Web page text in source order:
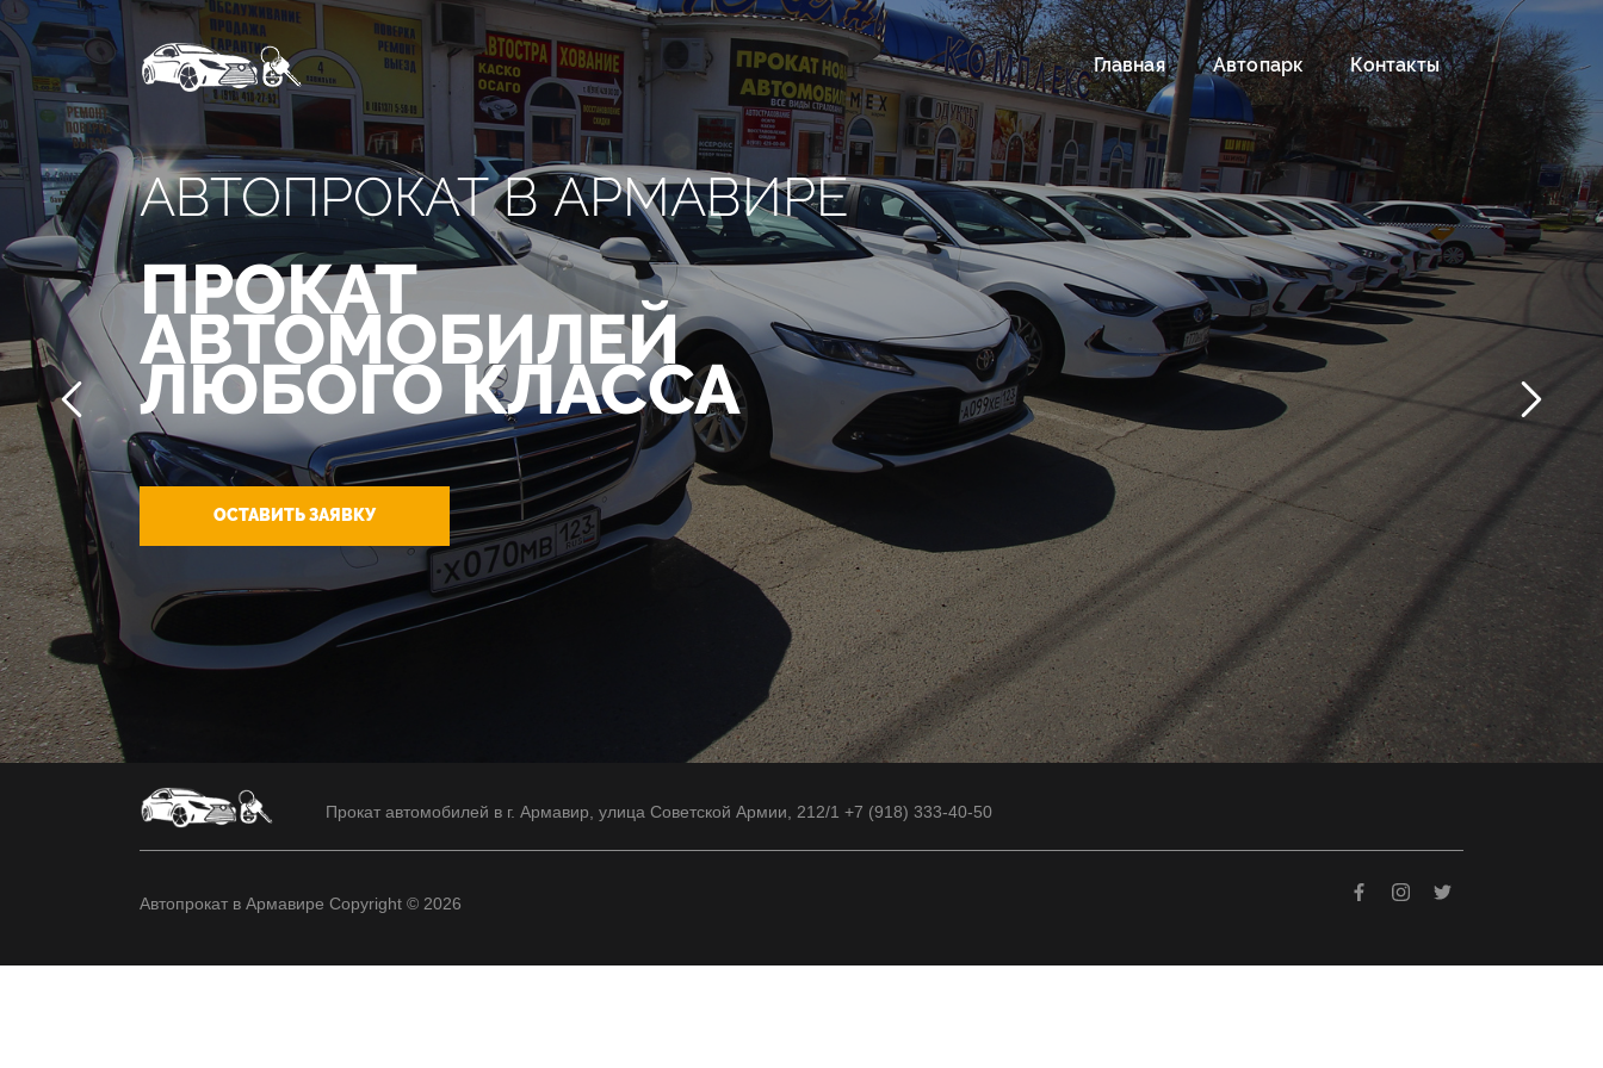
Главная Автопарк Контакты
АВТОПРОКАТ В АРМАВИРЕ
ПРОКАТ
АВТОМОБИЛЕЙ
ЛЮБОГО КЛАССА
ОСТАВИТЬ ЗАЯВКУ
Прокат автомобилей в г. Армавир, улица Советской Армии, 212/1 +7 (918) 333-40-50
Автопрокат в Армавире Copyright © 2026